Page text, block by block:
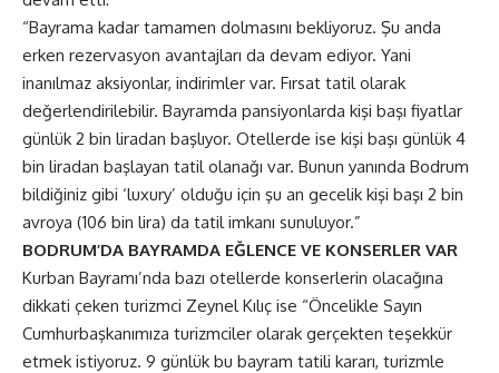
“Bayrama kadar tamamen dolmasını bekliyoruz. Şu anda
erken rezervasyon avantajları da devam ediyor. Yani
inanılmaz aksiyonlar, indirimler var. Fırsat tatil olarak
değerlendirilebilir. Bayramda pansiyonlarda kişi başı fiyatlar
günlük 2 bin liradan başlıyor. Otellerde ise kişi başı günlük 4
bin liradan başlayan tatil olanağı var. Bunun yanında Bodrum
bildiğiniz gibi ‘luxury’ olduğu için şu an gecelik kişi başı 2 bin
avroya (106 bin lira) da tatil imkanı sunuluyor.”
BODRUM’DA BAYRAMDA EĞLENCE VE KONSERLER VAR
Kurban Bayramı’nda bazı otellerde konserlerin olacağına
dikkati çeken turizmci Zeynel Kılıç ise “Öncelikle Sayın
Cumhurbaşkanımıza turizmciler olarak gerçekten teşekkür
etmek istiyoruz. 9 günlük bu bayram tatili kararı, turizmle